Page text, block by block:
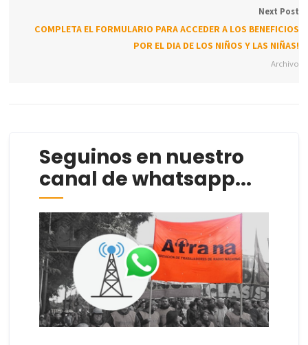
Next Post
COMPLETA EL FORMULARIO PARA ACCEDER A LOS BENEFICIOS
POR EL DIA DE LOS NIÑOS Y LAS NIÑAS!
Archivo
Seguinos en nuestro
canal de whatsapp...